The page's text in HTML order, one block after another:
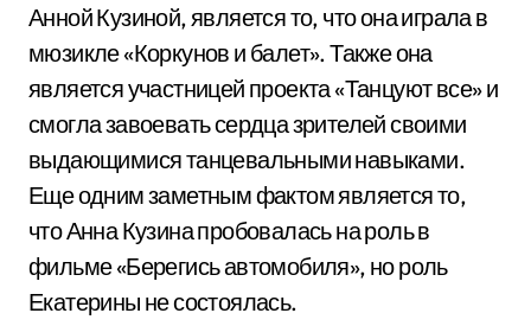
Анной Кузиной, является то, что она играла в
мюзикле «Коркунов и балет». Также она
является участницей проекта «Танцуют все» и
смогла завоевать сердца зрителей своими
выдающимися танцевальными навыками.
Еще одним заметным фактом является то,
что Анна Кузина пробовалась на роль в
фильме «Берегись автомобиля», но роль
Екатерины не состоялась.